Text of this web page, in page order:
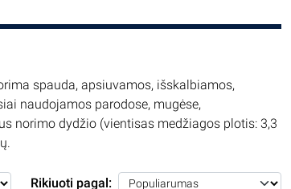
spauda, apsiuvamos, išskalbiamos,
naudojamos parodose, mugėse,
norimo dydžio (vientisas medžiagos plotis: 3,3
Rikiuoti pagal: